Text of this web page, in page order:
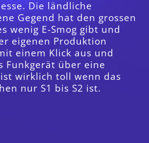
Die ländliche
Gegend hat den grossen
wenig E-Smog gibt und
eigenen Produktion
einem Klick aus und
Funkgerät über eine
wirklich toll wenn das
nur S1 bis S2 ist.